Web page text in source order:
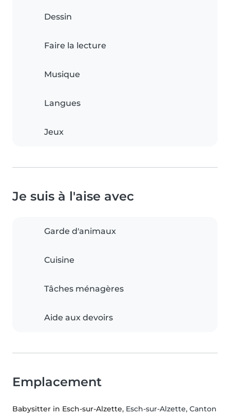
Dessin
Faire la lecture
Musique
Langues
Jeux
Je suis à l'aise avec
Garde d'animaux
Cuisine
Tâches ménagères
Aide aux devoirs
Emplacement
Babysitter in Esch-sur-Alzette, Esch-sur-Alzette, Canton